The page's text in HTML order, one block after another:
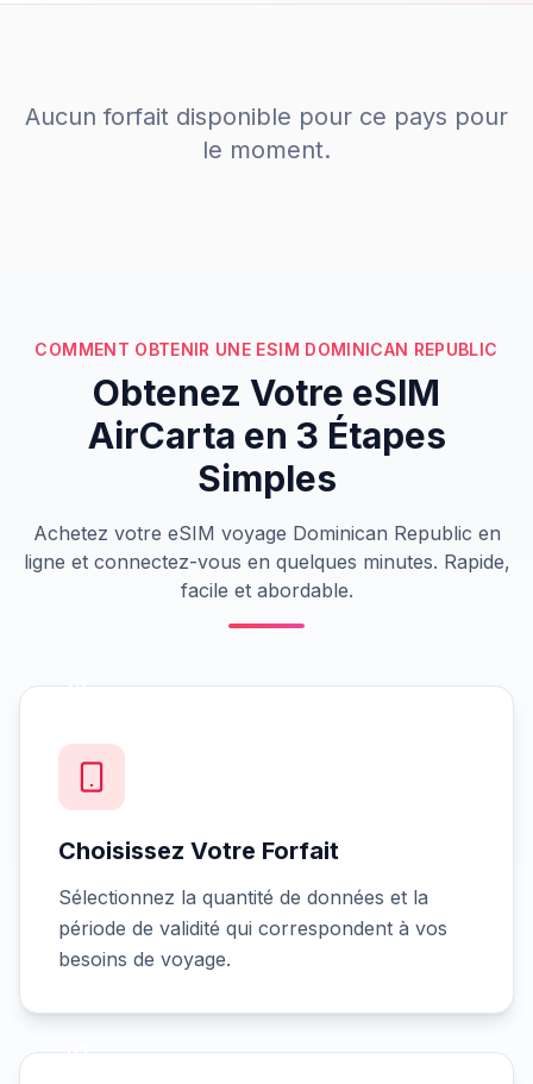
Aucun forfait disponible pour ce pays pour
le moment.
COMMENT OBTENIR UNE ESIM DOMINICAN REPUBLIC
Obtenez Votre eSIM
AirCarta en 3 Étapes
Simples
Achetez votre eSIM voyage Dominican Republic en
ligne et connectez-vous en quelques minutes. Rapide,
facile et abordable.
01
Choisissez Votre Forfait
Sélectionnez la quantité de données et la
période de validité qui correspondent à vos
besoins de voyage.
02